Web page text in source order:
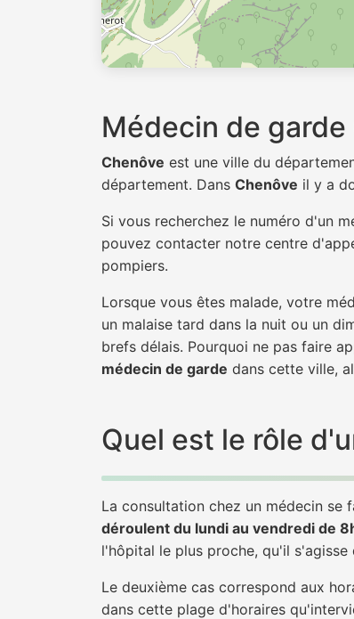
Médecin de garde
Chenôve est une ville du
département. Dans Chenôve il y a
Si vous recherchez le numéro d'un
pouvez contacter notre centre
pompiers.
Lorsque vous êtes malade, votre
un malaise tard dans la nuit ou un
brefs délais. Pourquoi ne pas faire
médecin de garde dans cette ville,
Quel est le rôle
La consultation chez un médecin se
déroulent du lundi au vendredi de
l'hôpital le plus proche, qu'il
Le deuxième cas correspond aux
dans cette plage d'horaires